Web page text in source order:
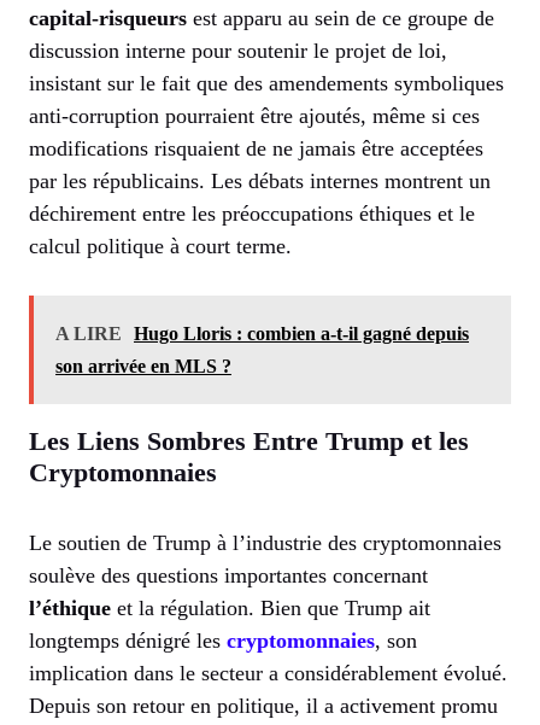
capital-risqueurs est apparu au sein de ce groupe de
discussion interne pour soutenir le projet de loi,
insistant sur le fait que des amendements symboliques
anti-corruption pourraient être ajoutés, même si ces
modifications risquaient de ne jamais être acceptées
par les républicains. Les débats internes montrent un
déchirement entre les préoccupations éthiques et le
calcul politique à court terme.
A LIRE
Hugo Lloris : combien a-t-il gagné depuis
son arrivée en MLS ?
Les Liens Sombres Entre Trump et les
Cryptomonnaies
Le soutien de Trump à l’industrie des cryptomonnaies
soulève des questions importantes concernant
l’éthique et la régulation. Bien que Trump ait
longtemps dénigré les cryptomonnaies, son
implication dans le secteur a considérablement évolué.
Depuis son retour en politique, il a activement promu